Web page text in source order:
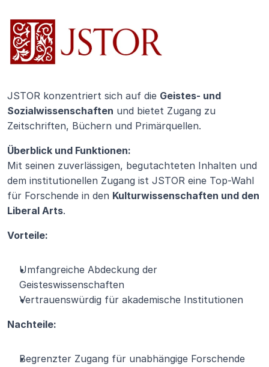
JSTOR konzentriert sich auf die Geistes- und
Sozialwissenschaften und bietet Zugang zu
Zeitschriften, Büchern und Primärquellen.
Überblick und Funktionen:
Mit seinen zuverlässigen, begutachteten Inhalten und
dem institutionellen Zugang ist JSTOR eine Top-Wahl
für Forschende in den Kulturwissenschaften und den
Liberal Arts.
Vorteile:
Umfangreiche Abdeckung der
Geisteswissenschaften
Vertrauenswürdig für akademische Institutionen
Nachteile:
Begrenzter Zugang für unabhängige Forschende